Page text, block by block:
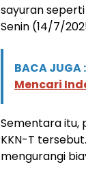
sayuran
Senin (14/7/
BACA JUGA :
Mencari
Sementara itu,
KKN-T
mengurangi